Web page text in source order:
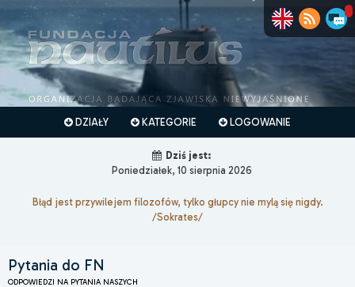
DZIAŁY KATEGORIE LOGOWANIE
Dziś jest:
Poniedziałek, 10 sierpnia 2026
Błąd jest przywilejem filozofów, tylko głupcy nie mylą się nigdy.
/Sokrates/
Pytania do FN
ODPOWIEDZI NA PYTANIA NASZYCH